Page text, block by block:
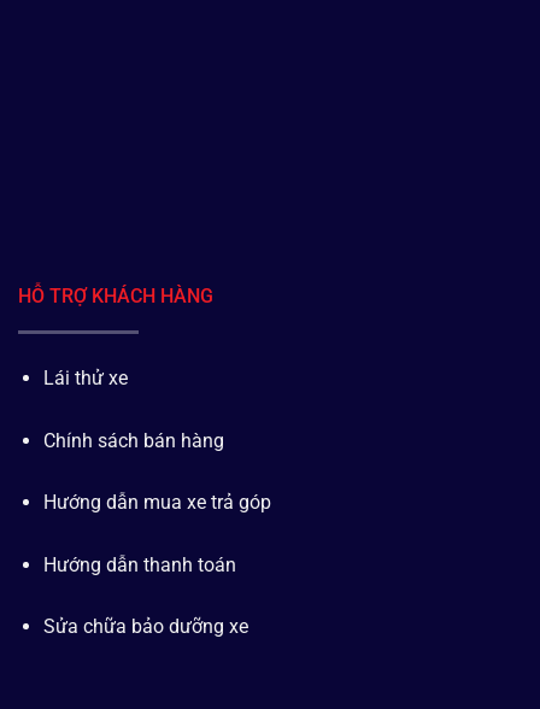
HỖ TRỢ KHÁCH HÀNG
Lái thử xe
Chính sách bán hàng
Hướng dẫn mua xe trả góp
Hướng dẫn thanh toán
Sửa chữa bảo dưỡng xe